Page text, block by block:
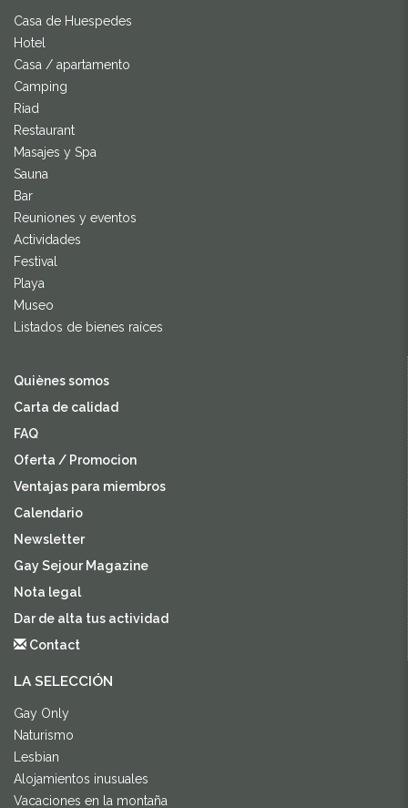
Casa de Huespedes
Hotel
Casa / apartamento
Camping
Riad
Restaurant
Masajes y Spa
Sauna
Bar
Reuniones y eventos
Actividades
Festival
Playa
Museo
Listados de bienes raíces
Quiènes somos
Carta de calidad
FAQ
Oferta / Promocion
Ventajas para miembros
Calendario
Newsletter
Gay Sejour Magazine
Nota legal
Dar de alta tus actividad
Contact
LA SELECCIÓN
Gay Only
Naturismo
Lesbian
Alojamientos inusuales
Vacaciones en la montaña